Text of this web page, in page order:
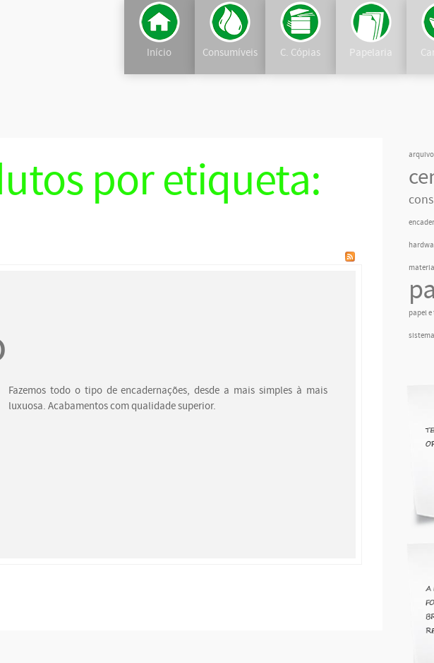
Início Consumíveis C. Cópias Papelaria
por etiqueta:
Fazemos todo o tipo de encadernações, desde a mais simples à mais
luxuosa. Acabamentos com qualidade superior.
papel